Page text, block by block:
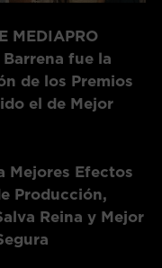
MEDIAPRO
fue la
de los Premios
el de Mejor
Mejores Efectos
Producción,
Reina y Mejor